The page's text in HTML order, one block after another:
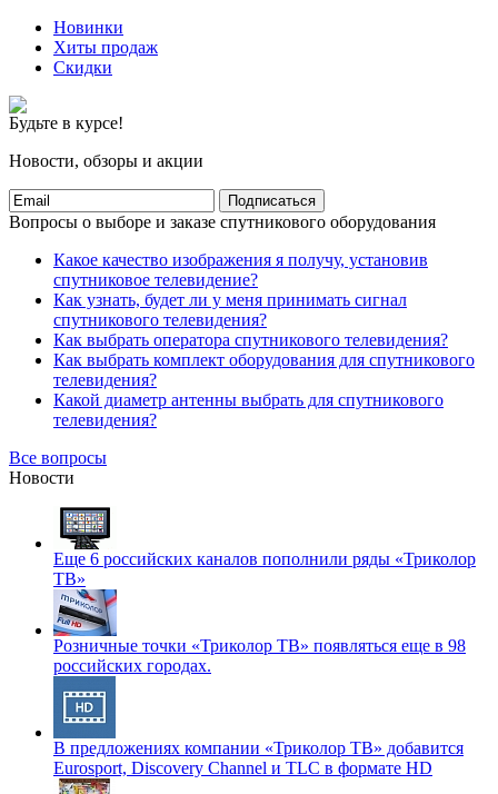
Новинки
Хиты продаж
Скидки
Будьте в курсе!
Новости, обзоры и акции
Подписаться
Вопросы о выборе и заказе спутникового оборудования
Какое качество изображения я получу, установив
спутниковое телевидение?
Как узнать, будет ли у меня принимать сигнал
спутникового телевидения?
Как выбрать оператора спутникового телевидения?
Как выбрать комплект оборудования для спутникового
телевидения?
Какой диаметр антенны выбрать для спутникового
телевидения?
Все вопросы
Новости
Еще 6 российских каналов пополнили ряды «Триколор
ТВ»
Розничные точки «Триколор ТВ» появляться еще в 98
российских городах.
В предложениях компании «Триколор ТВ» добавится
Eurosport, Discovery Channel и TLC в формате HD